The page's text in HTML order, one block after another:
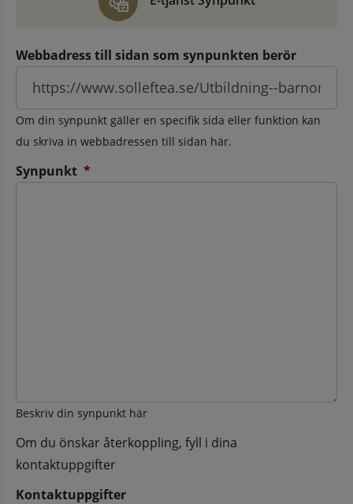
Webbadress till sidan som synpunkten berör
Om din synpunkt gäller en specifik sida eller funktion kan
du skriva in webbadressen till sidan här.
Synpunkt *
Beskriv din synpunkt här
Om du önskar återkoppling, fyll i dina
kontaktuppgifter
Kontaktuppgifter